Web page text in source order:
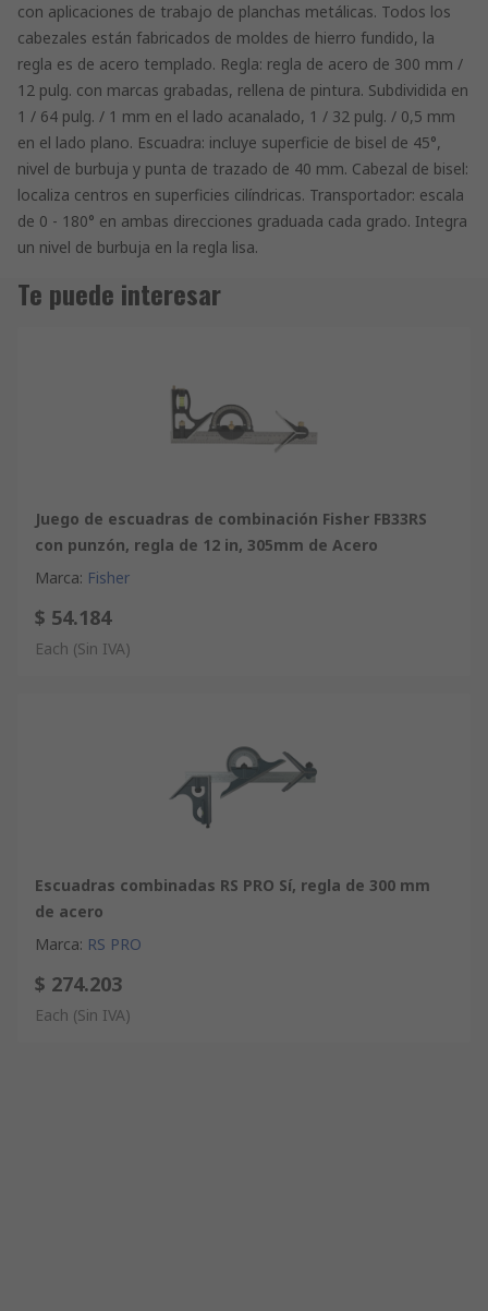
con aplicaciones de trabajo de planchas metálicas. Todos los
cabezales están fabricados de moldes de hierro fundido, la
regla es de acero templado. Regla: regla de acero de 300 mm /
12 pulg. con marcas grabadas, rellena de pintura. Subdividida en
1 / 64 pulg. / 1 mm en el lado acanalado, 1 / 32 pulg. / 0,5 mm
en el lado plano. Escuadra: incluye superficie de bisel de 45°,
nivel de burbuja y punta de trazado de 40 mm. Cabezal de bisel:
localiza centros en superficies cilíndricas. Transportador: escala
de 0 - 180° en ambas direcciones graduada cada grado. Integra
un nivel de burbuja en la regla lisa.
Te puede interesar
Juego de escuadras de combinación Fisher FB33RS
con punzón, regla de 12 in, 305mm de Acero
Marca: Fisher
$ 54.184
Each (Sin IVA)
Escuadras combinadas RS PRO Sí, regla de 300 mm
de acero
Marca: RS PRO
$ 274.203
Each (Sin IVA)